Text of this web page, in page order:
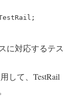
に対応するテス
して、TestRail